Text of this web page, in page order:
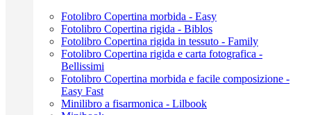
Fotolibro Copertina morbida - Easy
Fotolibro Copertina rigida - Biblos
Fotolibro Copertina rigida in tessuto - Family
Fotolibro Copertina rigida e carta fotografica -
Bellissimi
Fotolibro Copertina morbida e facile composizione -
Easy Fast
Minilibro a fisarmonica - Lilbook